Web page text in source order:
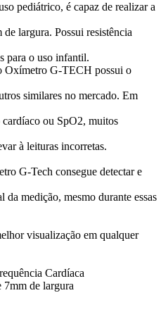
pediátrico, é capaz de realizar a
largura. Possui resistência
para o uso infantil.
Oxímetro G-TECH possui o
similares no mercado. Em
cardíaco ou SpO2, muitos
à leituras incorretas.
G-Tech consegue detectar e
da medição, mesmo durante essas
visualização em qualquer
Cardíaca
7mm de largura